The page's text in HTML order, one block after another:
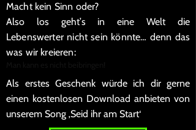
Macht kein Sinn oder?
Also los geht’s in eine Welt die
Lebenswerter nicht sein könnte… denn das
was wir kreieren:
Als erstes Geschenk würde ich dir gerne
einen kostenlosen Download anbieten von
unserem Song ‚Seid ihr am Start‘